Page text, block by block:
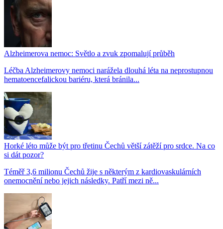
Alzheimerova nemoc: Světlo a zvuk zpomalují průběh
Léčba Alzheimerovy nemoci narážela dlouhá léta na neprostupnou
hematoencefalickou bariéru, která bránila...
Horké léto může být pro třetinu Čechů větší zátěží pro srdce. Na co
si dát pozor?
Téměř 3,6 milionu Čechů žije s některým z kardiovaskulárních
onemocnění nebo jejich následky. Patří mezi ně...